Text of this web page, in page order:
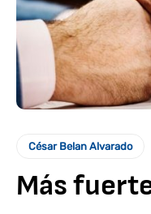
César Belan Alvarado
Más